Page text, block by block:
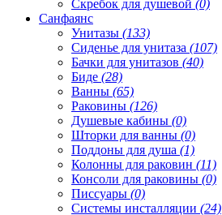
Скребок для душевой (0)
Санфаянс
Унитазы (133)
Сиденье для унитаза (107)
Бачки для унитазов (40)
Биде (28)
Ванны (65)
Раковины (126)
Душевые кабины (0)
Шторки для ванны (0)
Поддоны для душа (1)
Колонны для раковин (11)
Консоли для раковины (0)
Писсуары (0)
Системы инсталляции (24)